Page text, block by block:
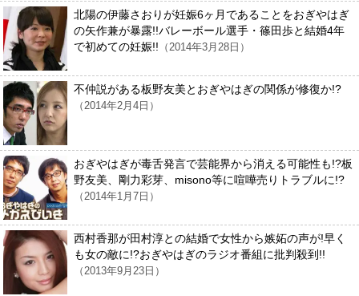
北陽の伊藤さおりが妊娠6ヶ月であることをおぎやはぎ
の矢作兼が暴露!!バレーボール選手・篠田歩と結婚4年
で初めての妊娠!! （2014年3月28日）
不仲説がある板野友美とおぎやはぎの関係が修復か!?
（2014年2月4日）
おぎやはぎが毒舌発言で芸能界から消える可能性も!?板
野友美、剛力彩芽、misono等に喧嘩売りトラブルに!?
（2014年1月7日）
西村香那が田村淳との結婚で女性から嫉妬の声が!早く
も女の敵に!?おぎやはぎのラジオ番組に批判殺到!!
（2013年9月23日）